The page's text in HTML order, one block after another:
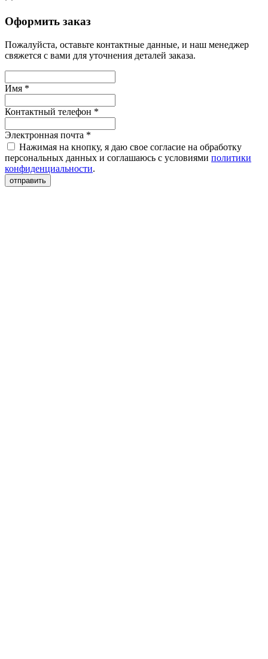
Оформить заказ
Пожалуйста, оставьте контактные данные, и наш менеджер
свяжется с вами для уточнения деталей заказа.
Имя *
Контактный телефон *
Электронная почта *
Нажимая на кнопку, я даю свое согласие на обработку
персональных данных и соглашаюсь с условиями политики
конфиденциальности.
отправить